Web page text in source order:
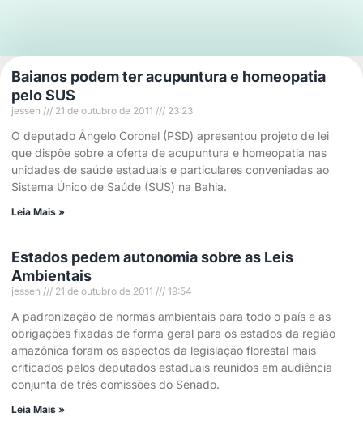
Baianos podem ter acupuntura e homeopatia
pelo SUS
jessen 21 de outubro de 2011 23:23
O deputado Ângelo Coronel (PSD) apresentou projeto de lei
que dispõe sobre a oferta de acupuntura e homeopatia nas
unidades de saúde estaduais e particulares conveniadas ao
Sistema Único de Saúde (SUS) na Bahia.
Leia Mais »
Estados pedem autonomia sobre as Leis
Ambientais
jessen 21 de outubro de 2011 19:54
A padronização de normas ambientais para todo o país e as
obrigações fixadas de forma geral para os estados da região
amazônica foram os aspectos da legislação florestal mais
criticados pelos deputados estaduais reunidos em audiência
conjunta de três comissões do Senado.
Leia Mais »